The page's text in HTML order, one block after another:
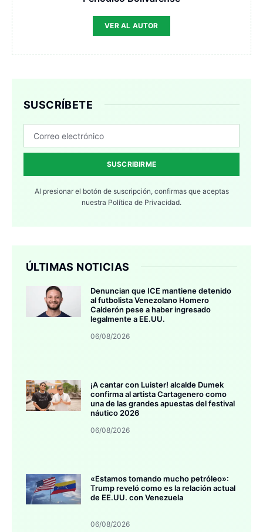
VER AL AUTOR
SUSCRÍBETE
SUSCRIBIRME
Al presionar el botón de suscripción, confirmas que aceptas
nuestra Política de Privacidad.
ÚLTIMAS NOTICIAS
Denuncian que ICE mantiene detenido
al futbolista Venezolano Homero
Calderón pese a haber ingresado
legalmente a EE.UU.
06/08/2026
¡A cantar con Luister! alcalde Dumek
confirma al artista Cartagenero como
una de las grandes apuestas del festival
náutico 2026
06/08/2026
«Estamos tomando mucho petróleo»:
Trump reveló como es la relación actual
de EE.UU. con Venezuela
06/08/2026